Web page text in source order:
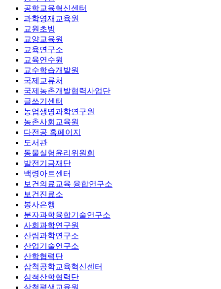
공학교육혁신센터
과학영재교육원
교원초빙
교양교육원
교육연구소
교육연수원
교수학습개발원
국제교류처
국제농촌개발협력사업단
글쓰기센터
농업생명과학연구원
농촌사회교육원
다전공 홈페이지
도서관
동물실험윤리위원회
발전기금재단
백령아트센터
보건의료교육 융합연구소
보건진료소
봉사은행
분자과학융합기술연구소
사회과학연구원
산림과학연구소
산업기술연구소
산학협력단
삼척공학교육혁신센터
삼척산학협력단